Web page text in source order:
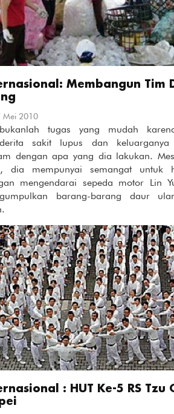
Membangun Tim
Mei 2010
tugas yang mudah
sakit lupus dan keluarganya
dengan apa yang dia lakukan.
dia mempunyai semangat untuk
mengendarai sepeda motor Lin
barang-barang daur
: HUT Ke-5 RS Tzu